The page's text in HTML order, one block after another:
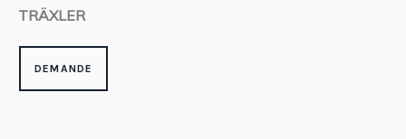
TRÄXLER
DEMANDE